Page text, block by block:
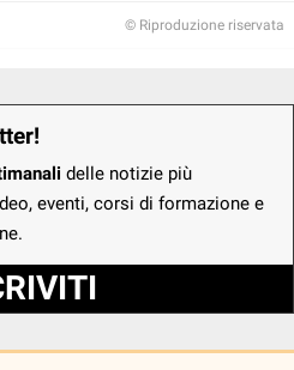
© Riproduzione riservata
delle notizie più
eventi, corsi di formazione e